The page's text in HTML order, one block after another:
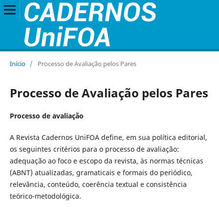
Início / Processo de Avaliação pelos Pares
Processo de Avaliação pelos Pares
Processo de avaliação
A Revista Cadernos UniFOA define, em sua política editorial,
os seguintes critérios para o processo de avaliação:
adequação ao foco e escopo da revista, às normas técnicas
(ABNT) atualizadas, gramaticais e formais do periódico,
relevância, conteúdo, coerência textual e consistência
teórico-metodológica.